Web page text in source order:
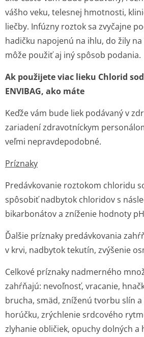
vášho veku, telesnej hmotnosti,
liečby. Infúzny roztok sa zvyčajne
hadičku napojenú na ihlu, do žily na
môže použiť aj iný spôsob podania.
Ak použijete viac lieku Chlorid
ENVIBAG, ako máte
Keďže vám bude liek podávaný v
zariadení zdravotníckym
veľmi nepravdepodobné.
Príznaky
Predávkovanie roztokom chloridu
spôsobiť nadbytok chloridov s
bikarbonátov a zníženie hodnoty
Ďalšie príznaky predávkovania
v krvi, nadbytok tekutín, zvýšenie
Celkové príznaky nadmerného
zahŕňajú: nevoľnosť, vracanie,
brucha, smäd, zníženú tvorbu slín a
horúčku, zrýchlenie srdcového
zlyhanie obličiek, opuchy dolných a